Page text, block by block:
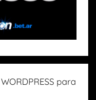
para